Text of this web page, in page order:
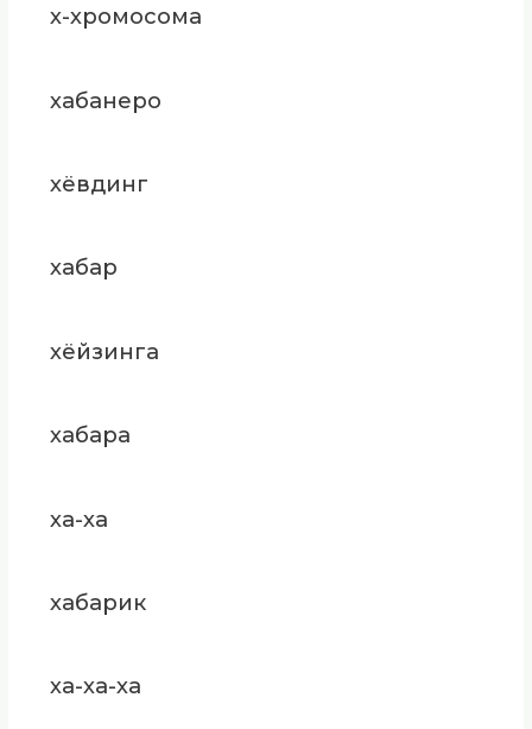
х-хромосома
хабанеро
хёвдинг
хабар
хёйзинга
хабара
ха-ха
хабарик
ха-ха-ха